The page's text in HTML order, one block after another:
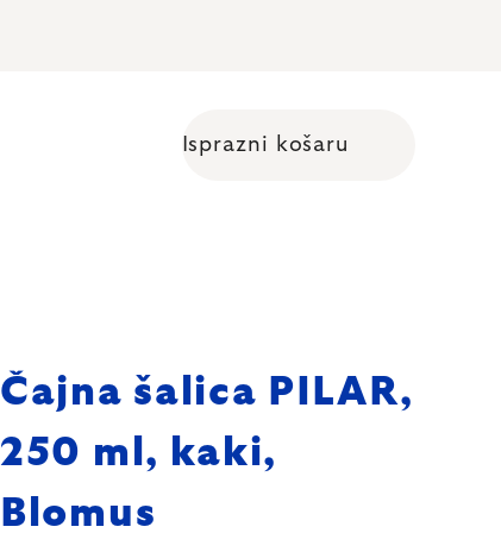
Isprazni košaru
Čajna šalica PILAR,
250 ml, kaki,
Blomus